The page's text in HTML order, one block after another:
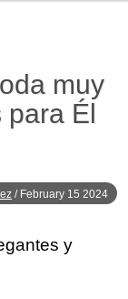
muy
para Él
/ February 15 2024
y